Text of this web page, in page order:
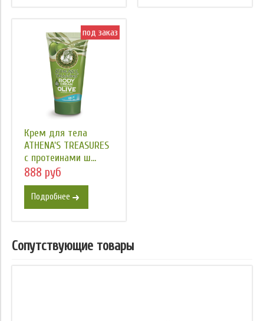
под заказ
Крем для тела
ATHENA'S TREASURES
с протеинами ш...
888 руб
Подробнее
Сопутствующие товары